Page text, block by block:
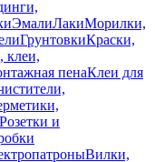
ЭмалиЛакиМорилки,
ГрунтовкиКраски,
клеи,
пенаКлеи для
Розетки и
Вилки,